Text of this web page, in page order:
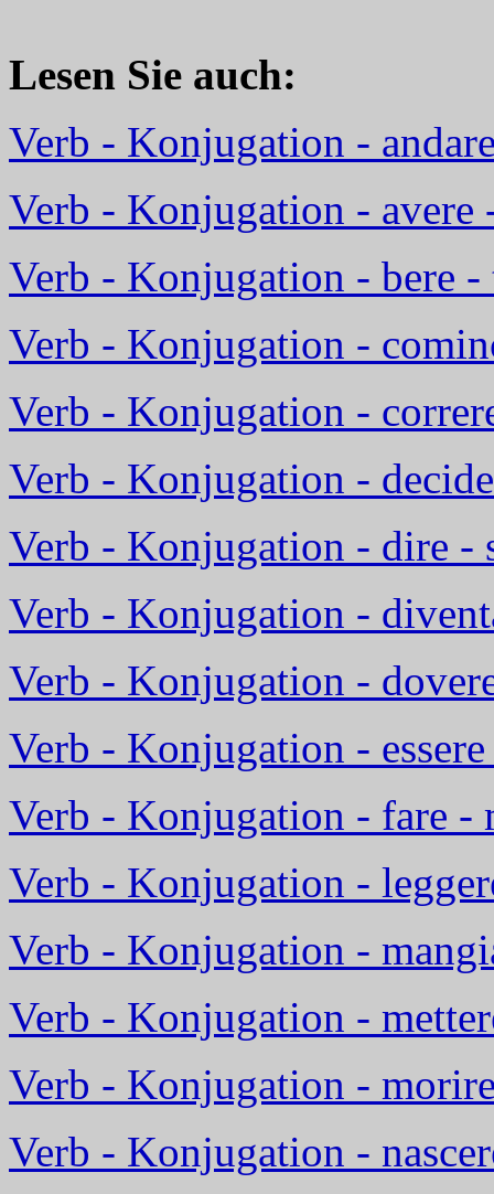
Lesen Sie auch:
Verb - Konjugation -
Verb - Konjugation - avere
Verb - Konjugation - bere
Verb - Konjugation -
Verb - Konjugation -
Verb - Konjugation -
Verb - Konjugation - dire -
Verb - Konjugation -
Verb - Konjugation -
Verb - Konjugation -
Verb - Konjugation - fare -
Verb - Konjugation -
Verb - Konjugation -
Verb - Konjugation -
Verb - Konjugation -
Verb - Konjugation -